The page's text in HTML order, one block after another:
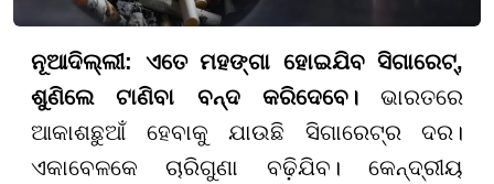
ନୂଆଦିଲ୍ଲୀ: ଏତେ ମହଙ୍ଗା ହୋଇଯିବ ସିଗାରେଟ୍,
ଶୁଣିଲେଟାଣିବା ବନ୍ଦ କରିଦେବେ। ଭାରତରେ
ଆକାଶଛୁଆଁ ହେବାକୁ ଯାଉଛି ସିଗାରେଟ୍ର ଦର।
ଏକାବେଳକେ ଚାରିଗୁଣା ବଢ଼ିଯିବ। କେନ୍ଦ୍ରୀୟ